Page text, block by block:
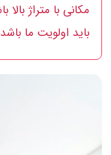
مکانی با متراژ
باید اولویت ما